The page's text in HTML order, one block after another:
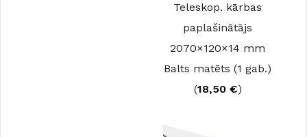
Teleskop. kārbas
paplašinātājs
2070×120×14 mm
Balts matēts (1 gab.)
(18,50 €)